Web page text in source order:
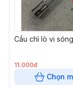
Cầu chì lò vi sóng
11.000đ
Chọn